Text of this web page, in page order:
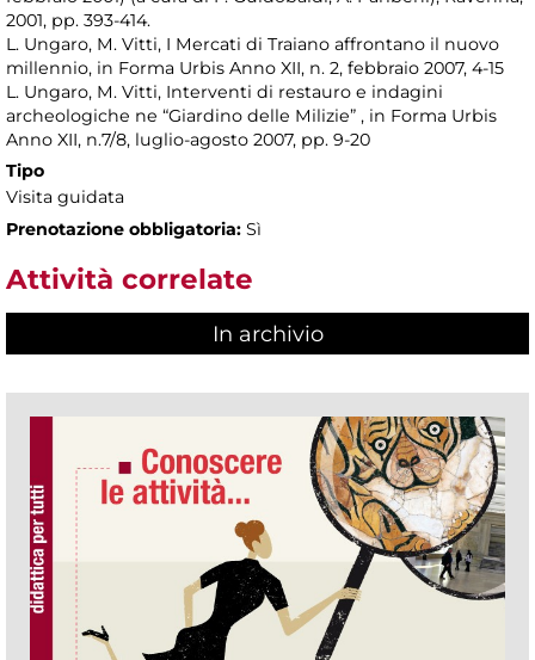
2001, pp. 393-414.
L. Ungaro, M. Vitti, I Mercati di Traiano affrontano il nuovo
millennio, in Forma Urbis Anno XII, n. 2, febbraio 2007, 4-15
L. Ungaro, M. Vitti, Interventi di restauro e indagini
archeologiche ne “Giardino delle Milizie” , in Forma Urbis
Anno XII, n.7/8, luglio-agosto 2007, pp. 9-20
Tipo
Visita guidata
Prenotazione obbligatoria: Sì
Attività correlate
In archivio